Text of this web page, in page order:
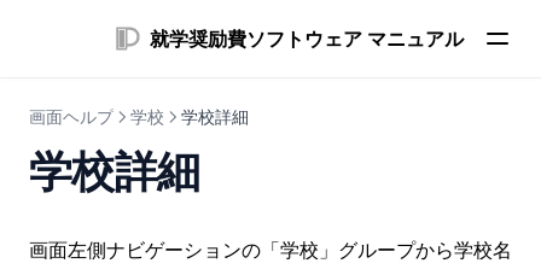
就学奨励費ソフトウェア マニュアル
画面ヘルプ 学校 学校詳細
学校詳細
画面左側ナビゲーションの「学校」グループから学校名